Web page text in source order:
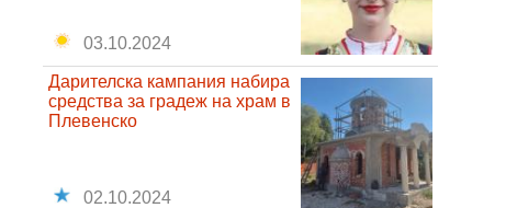
03.10.2024
Дарителска кампания набира
средства за градеж на храм в
Плевенско
02.10.2024